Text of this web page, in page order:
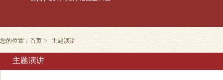
您的位置： 首页 > 主题演讲
主题演讲